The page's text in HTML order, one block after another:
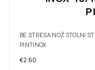
BE.STRESA NOŽ STOLNI
PINTINOX
€2.60